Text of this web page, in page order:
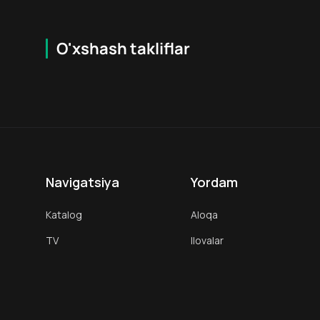
O'xshash takliflar
Navigatsiya
Katalog
TV
Yordam
Aloqa
Ilovalar